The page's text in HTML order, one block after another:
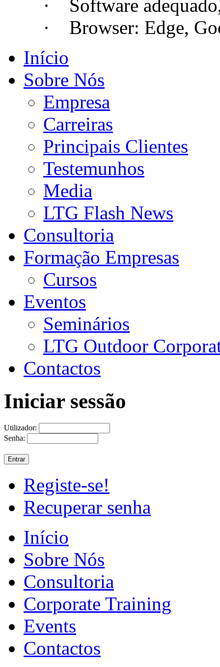
· Software adequado,
· Browser: Edge,
Início
Sobre Nós
Empresa
Carreiras
Principais Clientes
Testemunhos
Media
LTG Flash News
Consultoria
Formação Empresas
Cursos
Eventos
Seminários
LTG Outdoor
Contactos
Iniciar sessão
Utilizador:
Senha:
Registe-se!
Recuperar senha
Início
Sobre Nós
Consultoria
Corporate Training
Events
Contactos